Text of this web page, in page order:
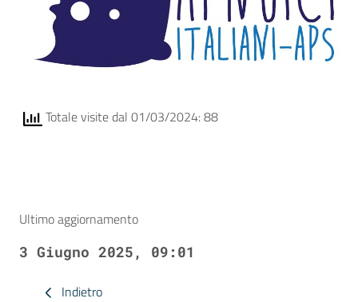
Indietro
Totale visite dal 01/03/2024: 88
Ultimo aggiornamento
3 Giugno 2025, 09:01